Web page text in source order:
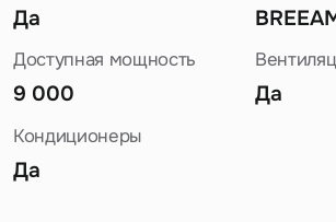
Да
Доступная мощность
9 000 Да
Кондиционеры
Да